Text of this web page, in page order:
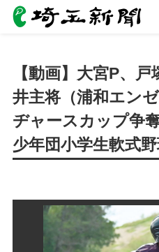
【動画】大宮P、
井主将（浦和エン
ヂャースカップ争
少年団小学生軟式